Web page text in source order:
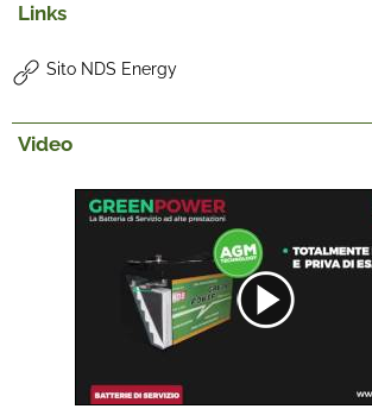
Links
Sito NDS Energy
Video